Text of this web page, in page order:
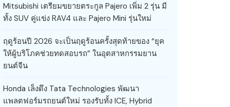
Mitsubishi เตรียมขยายตระกูล Pajero เพิ่ม 2 รุ่น มี
ทั้ง SUV คู่แข่ง RAV4 และ Pajero Mini รุ่นใหม่
ฤดูร้อนปี 2026 จะเป็นฤดูร้อนครั้งสุดท้ายของ “ยุค
ให้ผู้บริโภคช่วยทดสอบรถ” ในอุตสาหกรรมยาน
ยนต์จีน
Honda เล็งดึง Tata Technologies พัฒนา
แพลตฟอร์มรถยนต์ใหม่ รองรับทั้ง ICE, Hybrid